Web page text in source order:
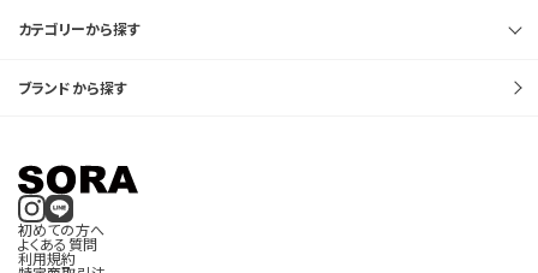
カテゴリーから探す
ブランドから探す
初めての方へ
よくある質問
利用規約